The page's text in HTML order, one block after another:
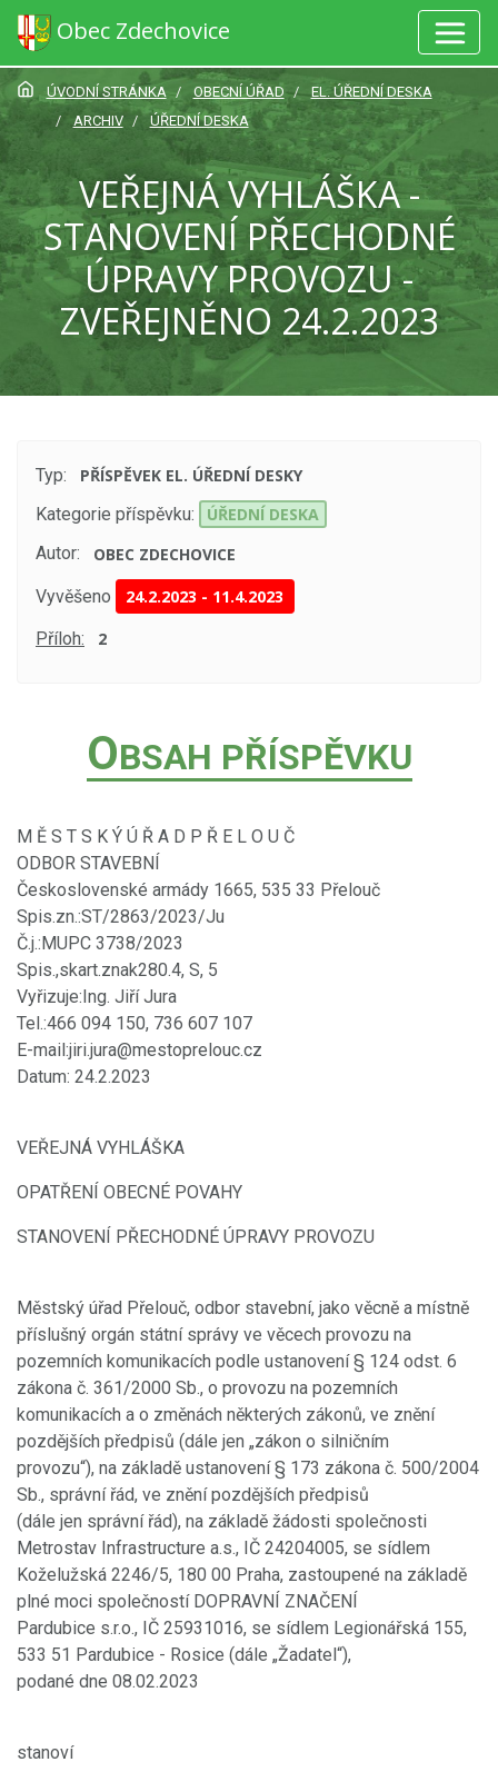
Obec Zdechovice
ÚVODNÍ STRÁNKA OBECNÍ ÚŘAD
EL. ÚŘEDNÍ DESKA
ARCHIV
ÚŘEDNÍ DESKA
VEŘEJNÁ VYHLÁŠKA -
STANOVENÍ PŘECHODNÉ
ÚPRAVY PROVOZU -
ZVEŘEJNĚNO 24.2.2023
Typ:
PŘÍSPĚVEK EL. ÚŘEDNÍ DESKY
Kategorie příspěvku:
ÚŘEDNÍ DESKA
Autor:
OBEC ZDECHOVICE
Vyvěšeno 24.2.2023 - 11.4.2023
Příloh: 2
OBSAH PŘÍSPĚVKU
M Ě S T S K Ý Ú Ř A D P Ř E L O U Č
ODBOR STAVEBNÍ
Československé armády 1665, 535 33 Přelouč
Spis.zn.:ST/2863/2023/Ju
Č.j.:MUPC 3738/2023
Spis.,skart.znak280.4, S, 5
Vyřizuje:Ing. Jiří Jura
Tel.:466 094 150, 736 607 107
E-mail:jiri.jura@mestoprelouc.cz
Datum: 24.2.2023
VEŘEJNÁ VYHLÁŠKA
OPATŘENÍ OBECNÉ POVAHY
STANOVENÍ PŘECHODNÉ ÚPRAVY PROVOZU
Městský úřad Přelouč, odbor stavební, jako věcně a místně
příslušný orgán státní správy ve věcech provozu na
pozemních komunikacích podle ustanovení § 124 odst. 6
zákona č. 361/2000 Sb., o provozu na pozemních
komunikacích a o změnách některých zákonů, ve znění
pozdějších předpisů (dále jen „zákon o silničním
provozu“), na základě ustanovení § 173 zákona č. 500/2004
Sb., správní řád, ve znění pozdějších předpisů
(dále jen správní řád), na základě žádosti společnosti
Metrostav Infrastructure a.s., IČ 24204005, se sídlem
Koželužská 2246/5, 180 00 Praha, zastoupené na základě
plné moci společností DOPRAVNÍ ZNAČENÍ
Pardubice s.r.o., IČ 25931016, se sídlem Legionářská 155,
533 51 Pardubice - Rosice (dále „Žadatel“),
podané dne 08.02.2023
stanoví